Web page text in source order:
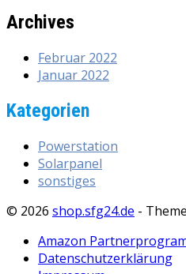
Archives
Februar 2022
Januar 2022
Kategorien
Powerstation
Solarpanel
sonstiges
© 2026 shop.sfg24.de -
Amazon
Datenschutzerklärung